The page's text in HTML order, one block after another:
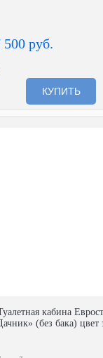
500 руб.
КУПИТЬ
кабина
(без бака) цвет